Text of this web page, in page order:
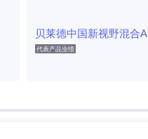
贝莱德中国新视野混合A
代表产品业绩